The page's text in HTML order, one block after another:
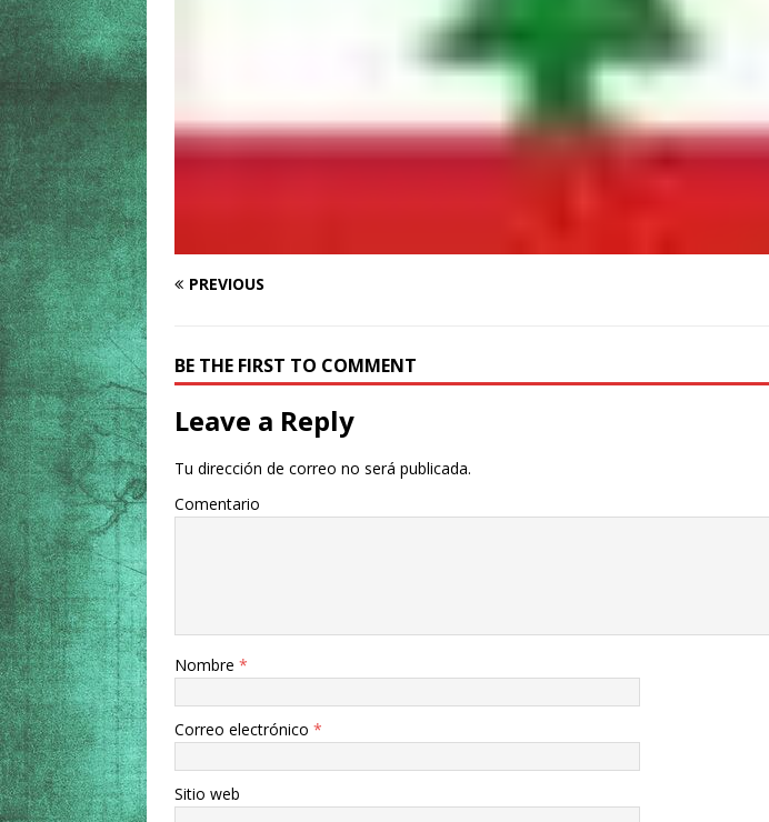
PREVIOUS
BE THE FIRST TO COMMENT
Leave a Reply
Tu dirección de correo no será publicada.
Comentario
Nombre *
Correo electrónico *
Sitio web